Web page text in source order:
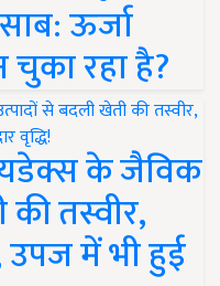
ऊर्जा
चुका रहा है?
के जैविक
तस्वीर,
में भी हुई